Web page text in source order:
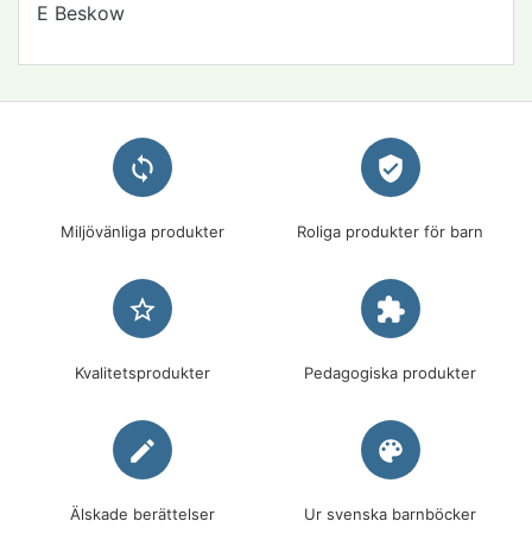
E Beskow
loop
Miljövänliga produkter
verified_user
Roliga produkter för barn
star_border
Kvalitetsprodukter
extension
Pedagogiska produkter
edit
Älskade berättelser
palette
Ur svenska barnböcker